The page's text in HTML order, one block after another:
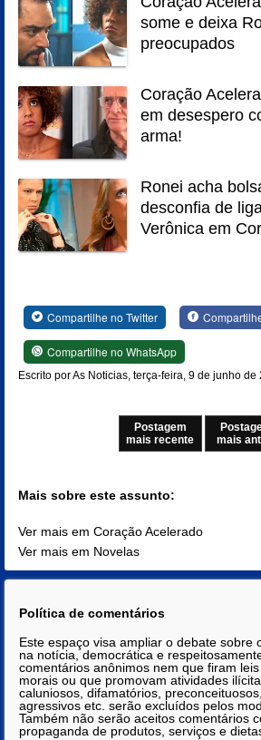
some e deixa
preocupados
Coração
em desespero
arma!
Ronei acha
desconfia de
Verônica em
Compartilhe no Twitter
Compartilhe no WhatsApp
Escrito por As Noticias, terça-feira, 9 de junho de
Postagem
mais recente
mais
Mais sobre este assunto:
Ver mais em Coração Acelerado
Ver mais em Novelas
Política de comentários
Este espaço visa ampliar o debate sobre
na notícia, democrática e
comentários anônimos nem que firam
morais ou que promovam atividades
caluniosos, difamatórios,
agressivos etc. serão excluídos pelos
Também não serão aceitos comentários
propaganda de produtos, serviços e